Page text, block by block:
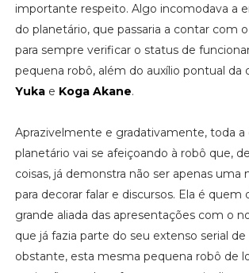
importante respeito. Algo incomodava a
do planetário, que passaria a contar com o
para sempre verificar o status de
pequena robô, além do auxílio pontual da
Yukae Koga Akane.
Aprazivelmente e gradativamente, toda a
planetário vai se afeiçoando à robô que,
coisas, já demonstra não ser apenas uma
para decorar falar e discursos. Ela é quem
grande aliada das apresentações com o
que já fazia parte do seu extenso serial de
obstante, esta mesma pequena robô de